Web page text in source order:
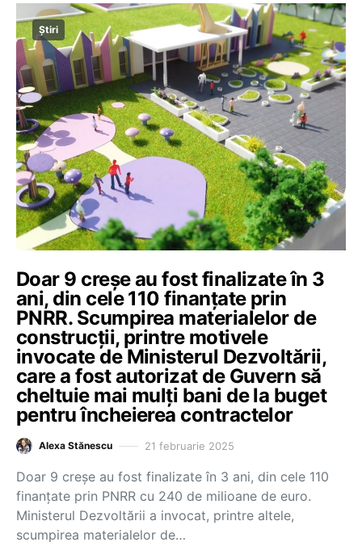
Știri
Doar 9 creșe au fost finalizate în 3
ani, din cele 110 finanțate prin
PNRR. Scumpirea materialelor de
construcții, printre motivele
invocate de Ministerul Dezvoltării,
care a fost autorizat de Guvern să
cheltuie mai mulți bani de la buget
pentru încheierea contractelor
Alexa Stănescu 21 februarie 2025
Doar 9 creșe au fost finalizate în 3 ani, din cele 110
finanțate prin PNRR cu 240 de milioane de euro.
Ministerul Dezvoltării a invocat, printre altele,
scumpirea materialelor de…